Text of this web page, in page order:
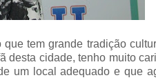
tem grande tradição
desta cidade, tenho muito
um local adequado e que